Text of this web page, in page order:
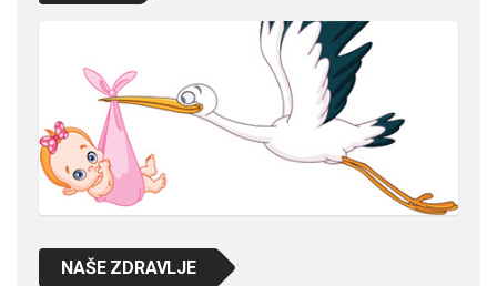
NAŠE ZDRAVLJE